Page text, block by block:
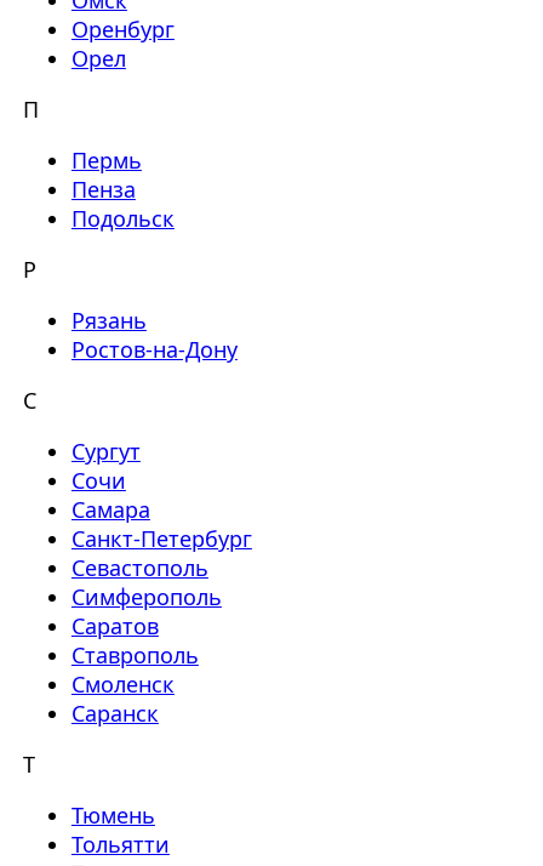
Оренбург
Орел
П
Пермь
Пенза
Подольск
Р
Рязань
Ростов-на-Дону
С
Сургут
Сочи
Самара
Санкт-Петербург
Севастополь
Симферополь
Саратов
Ставрополь
Смоленск
Саранск
Т
Тюмень
Тольятти